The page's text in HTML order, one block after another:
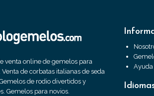
venta online de gemelos para
Venta de corbatas italianas de seda
de rodio divertidos y
Gemelos para novios.
Ayuda